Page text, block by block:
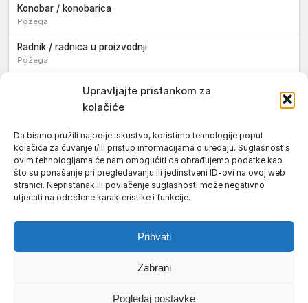
Upravljajte pristankom za
kolačiće
Da bismo pružili najbolje iskustvo, koristimo tehnologije poput
kolačića za čuvanje i/ili pristup informacijama o uređaju. Suglasnost s
ovim tehnologijama će nam omogućiti da obrađujemo podatke kao
što su ponašanje pri pregledavanju ili jedinstveni ID-ovi na ovoj web
stranici. Nepristanak ili povlačenje suglasnosti može negativno
utjecati na određene karakteristike i funkcije.
Prihvati
Zabrani
Pogledaj postavke
Konobar / konobarica
Požega
Radnik / radnica u proizvodnji
Požega
Sezonski pomoćni radnik / sezonska pomoćna radnica
Pomoćni pekar / pomoćna pekarica
Pekar / pekarica
Požega
Konobar / konobarica
Požega